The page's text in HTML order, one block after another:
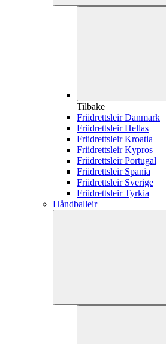
Tilbake
Friidrettsleir Danmark
Friidrettsleir Hellas
Friidrettsleir Kroatia
Friidrettsleir Kypros
Friidrettsleir Portugal
Friidrettsleir Spania
Friidrettsleir Sverige
Friidrettsleir Tyrkia
Håndballeir